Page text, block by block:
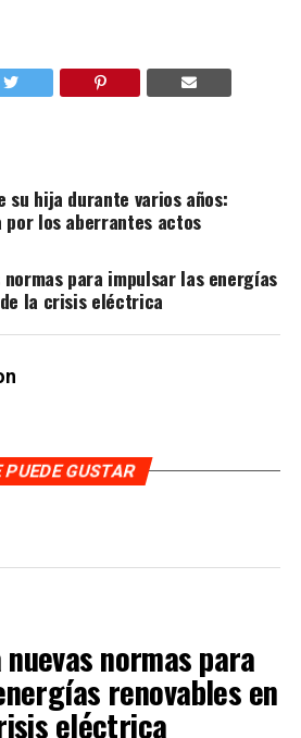
su hija durante varios años:
los aberrantes actos
normas para impulsar las energías
la crisis eléctrica
PUEDE GUSTAR
normas para
renovables en
eléctrica